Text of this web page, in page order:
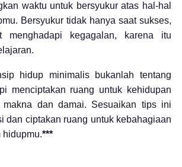
waktu untuk bersyukur atas hal-hal
Bersyukur tidak hanya saat sukses,
menghadapi kegagalan, karena itu
hidup minimalis bukanlah tentang
menciptakan ruang untuk kehidupan
dan damai. Sesuaikan tips ini
dan ciptakan ruang untuk kebahagiaan
hidupmu.***